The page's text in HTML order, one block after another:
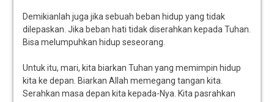
Demikianlah juga jika sebuah beban hidup yang tidak
dilepaskan. Jika beban hati tidak diserahkan kepada Tuhan.
Bisa melumpuhkan hidup seseorang.
Untuk itu, mari, kita biarkan Tuhan yang memimpin hidup
kita ke depan. Biarkan Allah memegang tangan kita.
Serahkan masa depan kita kepada-Nya. Kita pasrahkan